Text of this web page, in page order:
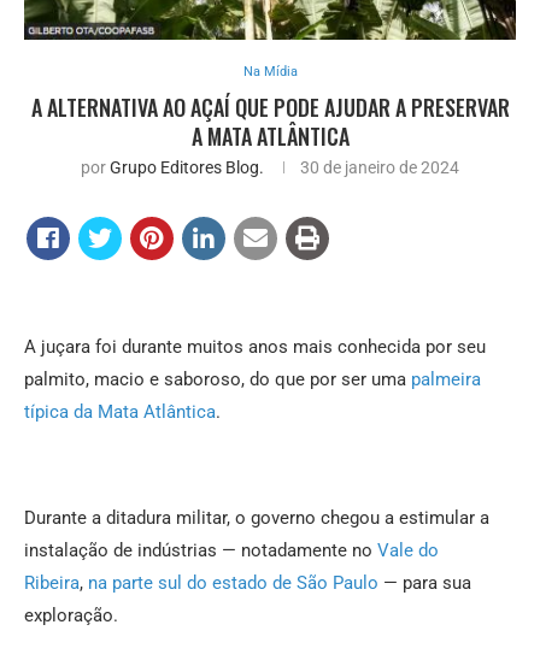
Na Mídia
A ALTERNATIVA AO AÇAÍ QUE PODE AJUDAR A PRESERVAR
A MATA ATLÂNTICA
porGrupo Editores Blog. 30 de janeiro de 2024
A juçara foi durante muitos anos mais conhecida por seu
palmito, macio e saboroso, do que por ser uma palmeira
típica da Mata Atlântica.
Durante a ditadura militar, o governo chegou a estimular a
instalação de indústrias — notadamente no Vale do
Ribeira, na parte sul do estado de São Paulo — para sua
exploração.